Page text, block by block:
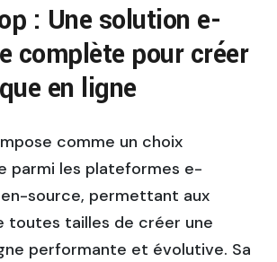
: Une solution e-
complète pour créer
en ligne
comme un choix
parmi les plateformes e-
source, permettant aux
toutes tailles de créer une
performante et évolutive. Sa